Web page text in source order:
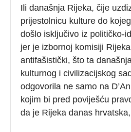
Ili današnja Rijeka, čije
prijestolnicu kulture do
došlo isključivo iz političko-
jer je izbornoj komisiji
antifašistički, što ta
kulturnog i civilizacijskog
odgovorila ne samo na
kojim bi pred poviješću
da je Rijeka danas